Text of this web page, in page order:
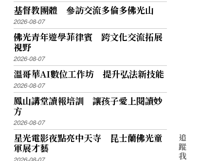
基督教團體 參訪交流多倫多佛光山
2026-08-07
佛光青年遊學菲律賓 跨文化交流拓展
視野
2026-08-07
溫哥華AI數位工作坊 提升弘法新技能
2026-08-07
鳳山講堂讀報培訓 讓孩子愛上閱讀妙
方
2026-08-07
星光電影夜點亮中天寺 昆士蘭佛光童
軍展才藝
追
蹤
我